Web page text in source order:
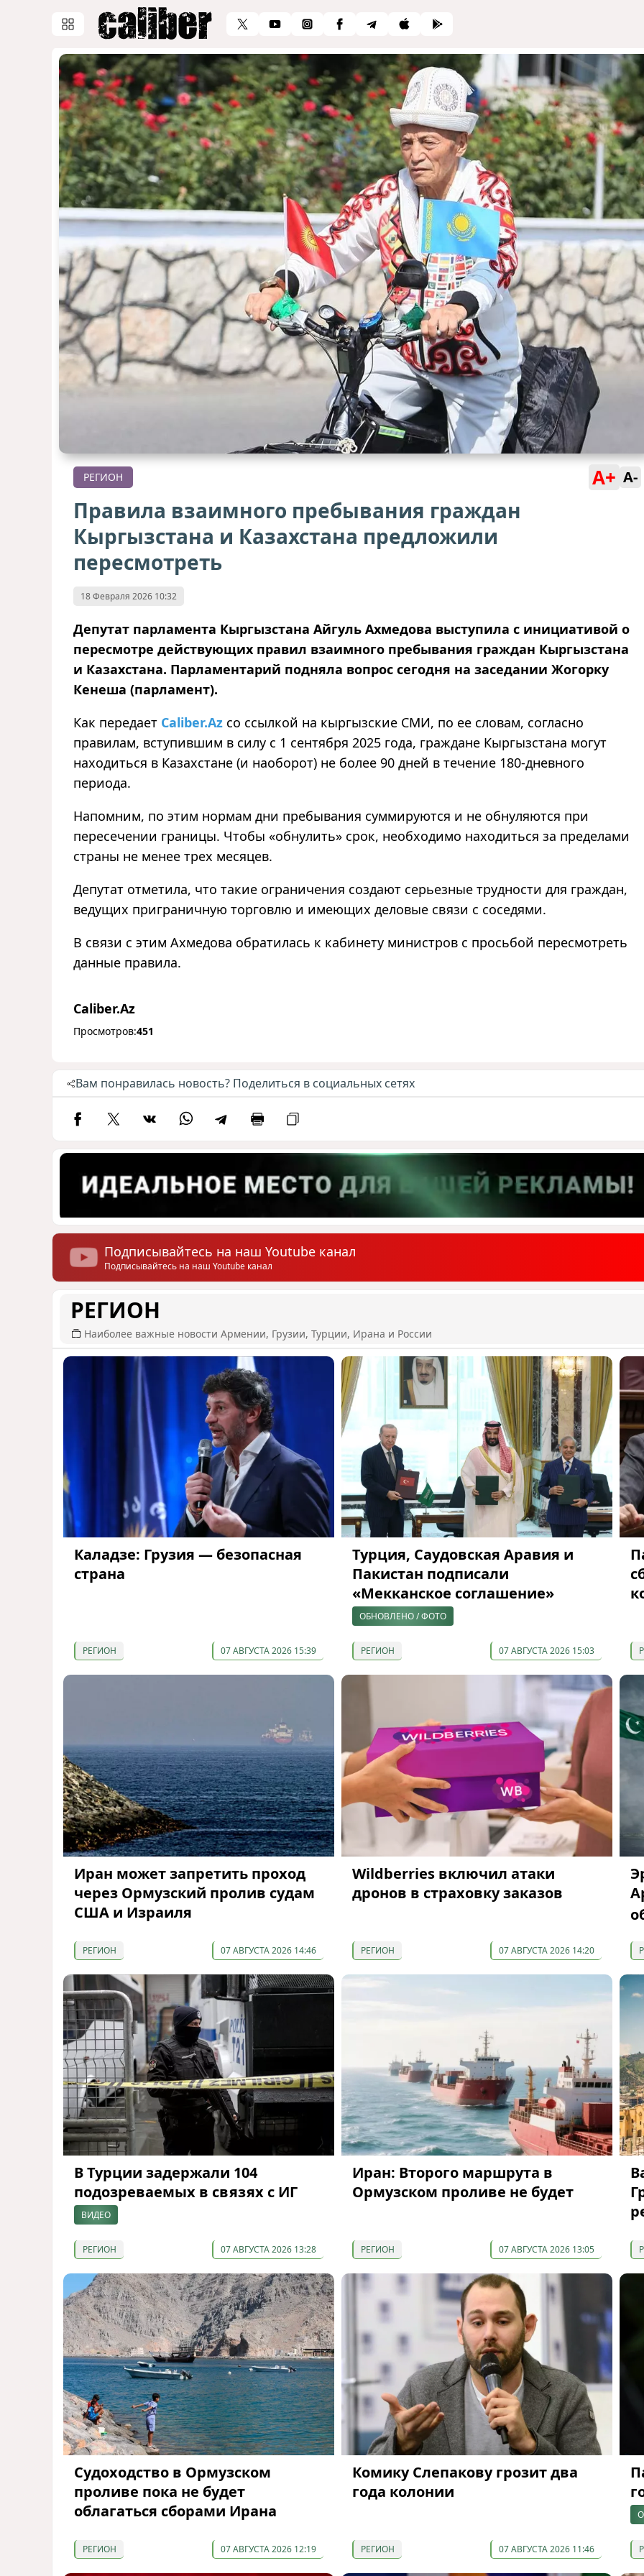
РЕГИОН A+ A-
Правила взаимного пребывания граждан
Кыргызстана и Казахстана предложили
пересмотреть
18 Февраля 2026 10:32
Депутат парламента Кыргызстана Айгуль Ахмедова выступила с инициативой о
пересмотре действующих правил взаимного пребывания граждан Кыргызстана
и Казахстана. Парламентарий подняла вопрос сегодня на заседании Жогорку
Кенеша (парламент).
Как передает Caliber.Az со ссылкой на кыргызские СМИ, по ее словам, согласно
правилам, вступившим в силу с 1 сентября 2025 года, граждане Кыргызстана могут
находиться в Казахстане (и наоборот) не более 90 дней в течение 180-дневного
периода.
Напомним, по этим нормам дни пребывания суммируются и не обнуляются при
пересечении границы. Чтобы «обнулить» срок, необходимо находиться за пределами
страны не менее трех месяцев.
Депутат отметила, что такие ограничения создают серьезные трудности для граждан,
ведущих приграничную торговлю и имеющих деловые связи с соседями.
В связи с этим Ахмедова обратилась к кабинету министров с просьбой пересмотреть
данные правила.
Caliber.Az
Просмотров:451
Вам понравилась новость? Поделиться в социальных сетях
Подписывайтесь на наш Youtube канал
Подписывайтесь на наш Youtube канал
РЕГИОН
Наиболее важные новости Армении, Грузии, Турции, Ирана и России
Каладзе: Грузия — безопасная
страна
РЕГИОН 07 АВГУСТА 2026 15:39
Турция, Саудовская Аравия и
Пакистан подписали
«Мекканское соглашение»
ОБНОВЛЕНО / ФОТО
РЕГИОН 07 АВГУСТА 2026 15:03
Иран может запретить проход
через Ормузский пролив судам
США и Израиля
РЕГИОН 07 АВГУСТА 2026 14:46
Wildberries включил атаки
дронов в страховку заказов
РЕГИОН 07 АВГУСТА 2026 14:20
В Турции задержали 104
подозреваемых в связях с ИГ
ВИДЕО
РЕГИОН 07 АВГУСТА 2026 13:28
Иран: Второго маршрута в
Ормузском проливе не будет
РЕГИОН 07 АВГУСТА 2026 13:05
Судоходство в Ормузском
проливе пока не будет
облагаться сборами Ирана
РЕГИОН 07 АВГУСТА 2026 12:19
Комику Слепакову грозит два
года колонии
РЕГИОН 07 АВГУСТА 2026 11:46